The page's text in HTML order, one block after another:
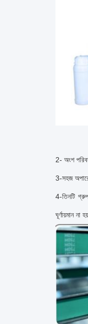
2- অংশ
3-সহজ
4-তিনটি
ঘূর্ণায়মান না